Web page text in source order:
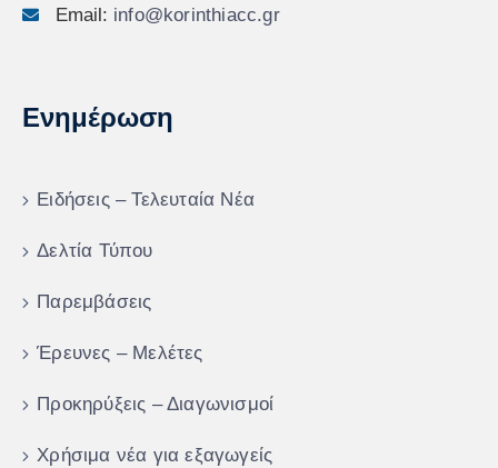
Email: info@korinthiacc.gr
Ενημέρωση
Ειδήσεις – Τελευταία Νέα
Δελτία Τύπου
Παρεμβάσεις
Έρευνες – Μελέτες
Προκηρύξεις – Διαγωνισμοί
Χρήσιμα νέα για εξαγωγείς